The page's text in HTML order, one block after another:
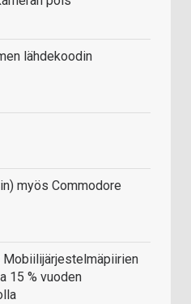
lähdekoodin
myös Commodore
Mobiilijärjestelmäpiirien
15 % vuoden